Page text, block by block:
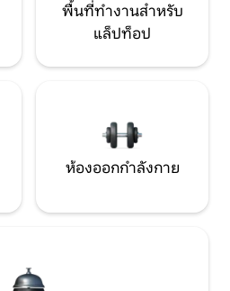
พื้นที่ทำงานสำหรับ
แล็ปท็อป
ห้องออกกำลังกาย